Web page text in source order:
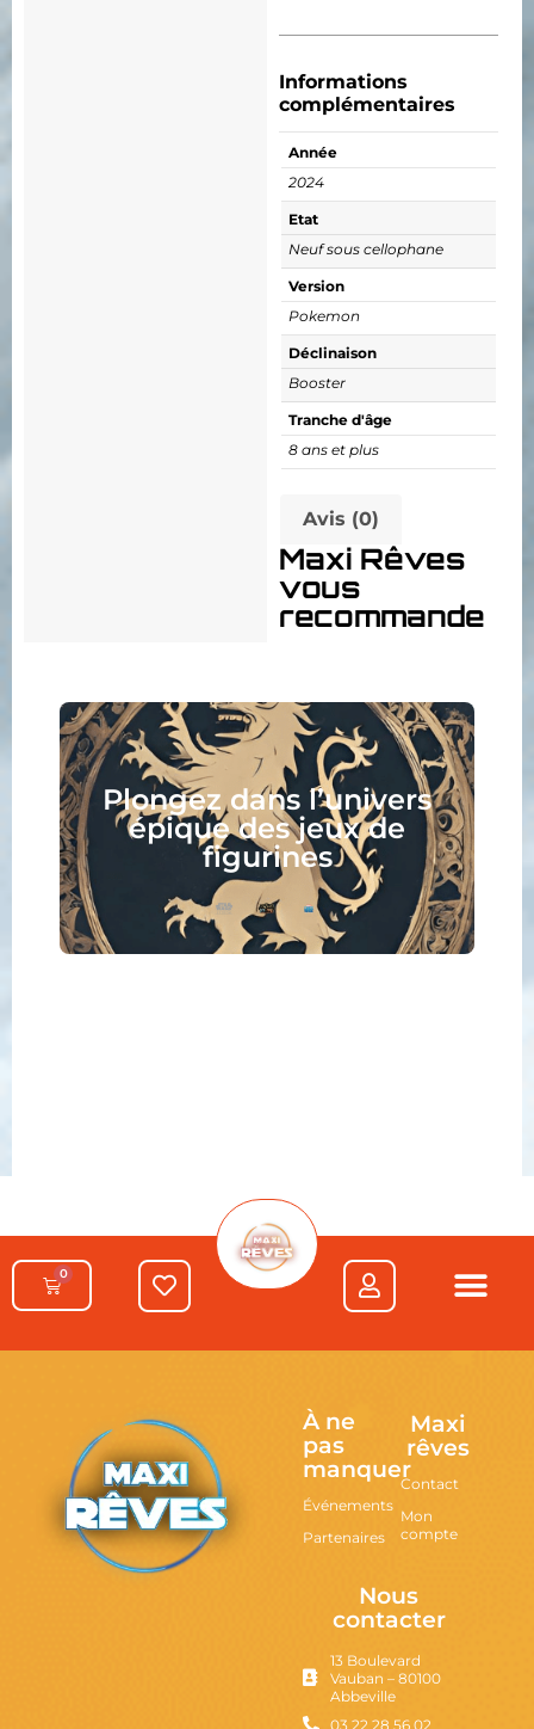
Informations
complémentaires
Année
2024
Etat
Neuf sous cellophane
Version
Pokemon
Déclinaison
Booster
Tranche d'âge
8 ans et plus
Avis (0)
Maxi Rêves
vous
recommande
Collectionnez, assemblez,
peignez, jouez, lisez :
votre nouveau hobby vous
attend !
0
À ne
pas
manquer
Événements
Partenaires
Maxi
rêves
Contact
Mon
compte
Nous
contacter
13 Boulevard
Vauban – 80100
Abbeville
03 22 28 56 02